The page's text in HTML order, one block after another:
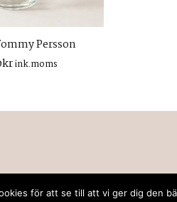
Persson
krink.moms
retrodeco stockholm. Alla
för att se till att vi ger dig den